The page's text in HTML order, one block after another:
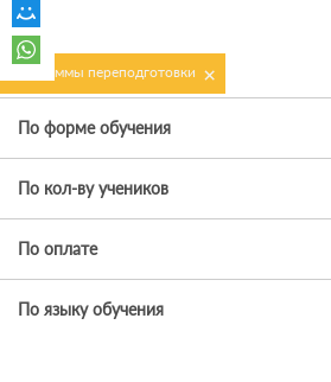
Программы переподготовки ×
По форме обучения
По кол-ву учеников
По оплате
По языку обучения